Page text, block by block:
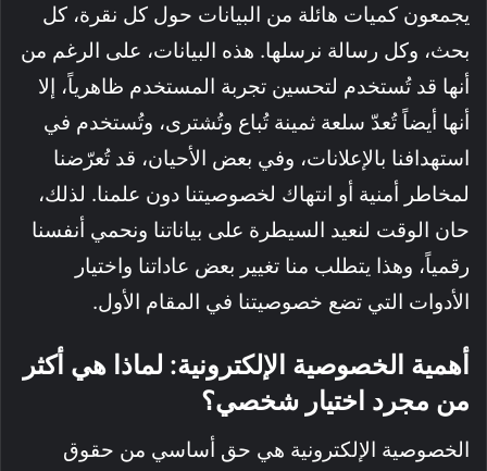
يجمعون كميات هائلة من البيانات حول كل نقرة، كل
بحث، وكل رسالة نرسلها. هذه البيانات، على الرغم من
أنها قد تُستخدم لتحسين تجربة المستخدم ظاهرياً، إلا
أنها أيضاً تُعدّ سلعة ثمينة تُباع وتُشترى، وتُستخدم في
استهدافنا بالإعلانات، وفي بعض الأحيان، قد تُعرّضنا
لمخاطر أمنية أو انتهاك لخصوصيتنا دون علمنا. لذلك،
حان الوقت لنعيد السيطرة على بياناتنا ونحمي أنفسنا
رقمياً، وهذا يتطلب منا تغيير بعض عاداتنا واختيار
الأدوات التي تضع خصوصيتنا في المقام الأول.
أهمية الخصوصية الإلكترونية: لماذا هي أكثر
من مجرد اختيار شخصي؟
الخصوصية الإلكترونية هي حق أساسي من حقوق